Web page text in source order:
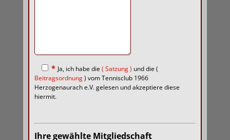
* Ja, ich habe die ( Satzung) und die (
Beitragsordnung) vom Tennisclub 1966
Herzogenaurach e.V. gelesen und akzeptiere diese
hiermit.
Ihre gewählte Mitgliedschaft